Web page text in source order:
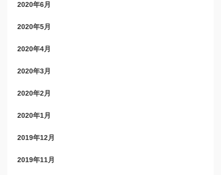
2020年6月
2020年5月
2020年4月
2020年3月
2020年2月
2020年1月
2019年12月
2019年11月